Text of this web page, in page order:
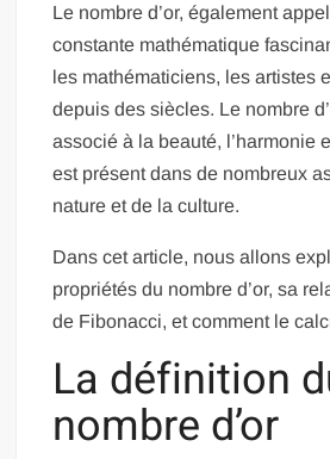
Le nombre d’or, également
constante mathématique
les mathématiciens, les artistes
depuis des siècles. Le nombre
associé à la beauté, l’harmonie
est présent dans de nombreux
nature et de la culture.
Dans cet article, nous allons
propriétés du nombre d’or, sa
de Fibonacci, et comment le
La définition
nombre d’or